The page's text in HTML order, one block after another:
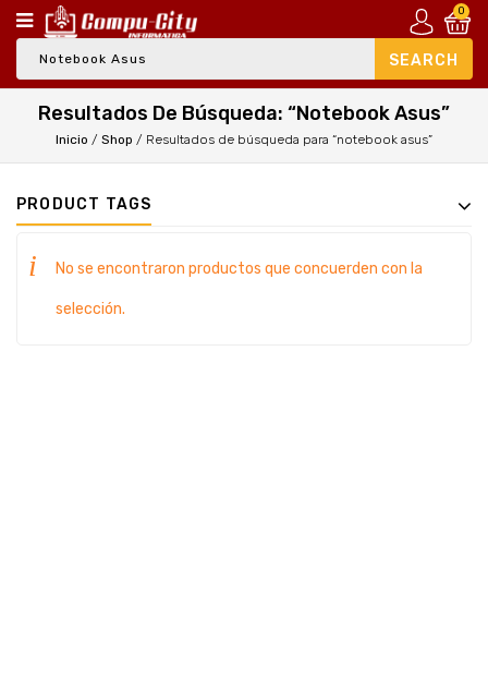
0
Resultados De Búsqueda: “notebook Asus”
Inicio / Shop / Resultados de búsqueda para “notebook asus”
PRODUCT TAGS
No se encontraron productos que concuerden con la
selección.